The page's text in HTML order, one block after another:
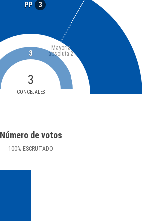
PP 3
3
CONCEJALES
Mayoría
absoluta 2
3
Número de votos
100% ESCRUTADO